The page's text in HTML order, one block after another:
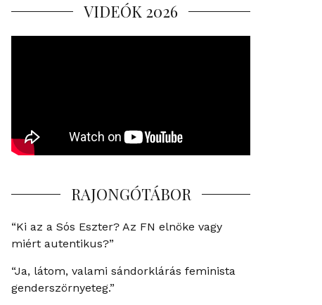
VIDEÓK 2026
RAJONGÓTÁBOR
“Ki az a Sós Eszter? Az FN elnöke vagy
miért autentikus?”
“Ja, látom, valami sándorklárás feminista
genderszörnyeteg.”